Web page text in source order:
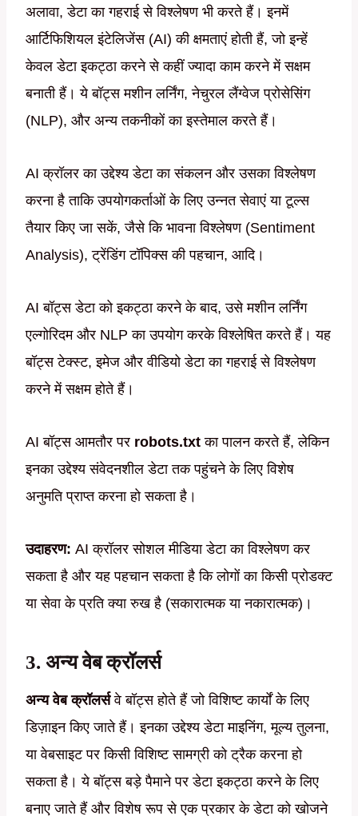
अलावा, डेटा का गहराई से विश्लेषण भी करते हैं। इनमें
आर्टिफिशियल इंटेलिजेंस (AI) की क्षमताएं होती हैं, जो इन्हें
केवल डेटा इकट्ठा करने से कहीं ज्यादा काम करने में सक्षम
बनाती हैं। ये बॉट्स मशीन लर्निंग, नेचुरल लैंग्वेज प्रोसेसिंग
(NLP), और अन्य तकनीकों का इस्तेमाल करते हैं।
AI क्रॉलर का उद्देश्य डेटा का संकलन और उसका विश्लेषण
करना है ताकि उपयोगकर्ताओं के लिए उन्नत सेवाएं या टूल्स
तैयार किए जा सकें, जैसे कि भावना विश्लेषण (Sentiment
Analysis), ट्रेंडिंग टॉपिक्स की पहचान, आदि।
AI बॉट्स डेटा को इकट्ठा करने के बाद, उसे मशीन लर्निंग
एल्गोरिदम और NLP का उपयोग करके विश्लेषित करते हैं। यह
बॉट्स टेक्स्ट, इमेज और वीडियो डेटा का गहराई से विश्लेषण
करने में सक्षम होते हैं।
AI बॉट्स आमतौर पर robots.txt का पालन करते हैं, लेकिन
इनका उद्देश्य संवेदनशील डेटा तक पहुंचने के लिए विशेष
अनुमति प्राप्त करना हो सकता है।
उदाहरण: AI क्रॉलर सोशल मीडिया डेटा का विश्लेषण कर
सकता है और यह पहचान सकता है कि लोगों का किसी प्रोडक्ट
या सेवा के प्रति क्या रुख है (सकारात्मक या नकारात्मक)।
3. अन्य वेब क्रॉलर्स
अन्य वेब क्रॉलर्सवे बॉट्स होते हैं जो विशिष्ट कार्यों के लिए
डिज़ाइन किए जाते हैं। इनका उद्देश्य डेटा माइनिंग, मूल्य तुलना,
या वेबसाइट पर किसी विशिष्ट सामग्री को ट्रैक करना हो
सकता है। ये बॉट्स बड़े पैमाने पर डेटा इकट्ठा करने के लिए
बनाए जाते हैं और विशेष रूप से एक प्रकार के डेटा को खोजने